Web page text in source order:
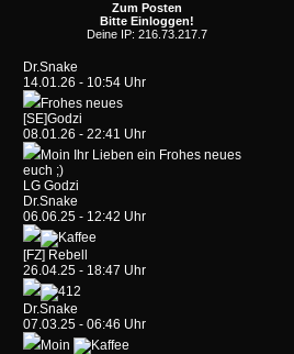
Zum Posten
Bitte Einloggen!
Deine IP: 216.73.217.7
Dr.Snake
14.01.26 - 10:54 Uhr
Frohes neues
[SE]Godzi
08.01.26 - 22:41 Uhr
Moin Ihr Lieben ein Frohes neues
euch ;)
LG Godzi
Dr.Snake
06.06.25 - 12:42 Uhr
[FZ] Rebell
26.04.25 - 18:47 Uhr
Dr.Snake
07.03.25 - 06:46 Uhr
Moin